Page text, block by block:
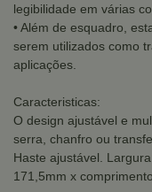
legibilidade em várias
• Além de esquadro,
serem utilizados como
aplicações.
Caracteristicas:
O design ajustável e
serra, chanfro ou
Haste ajustável.
171,5mm x